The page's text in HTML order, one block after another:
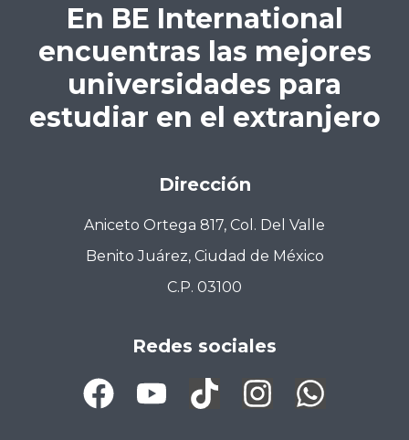
En BE International
encuentras las mejores
universidades para
estudiar en el extranjero
Dirección
Aniceto Ortega 817, Col. Del Valle
Benito Juárez, Ciudad de México
C.P. 03100
Redes sociales